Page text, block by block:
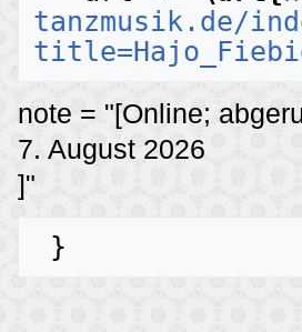
tanzmusik.de/
note = "[Online;
7. August 2026
]"